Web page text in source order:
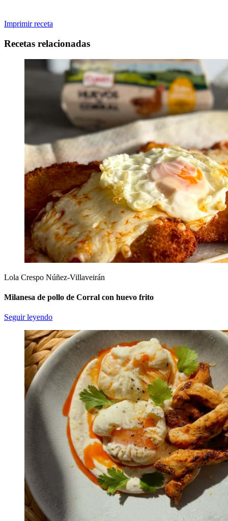
Imprimir receta
Recetas relacionadas
Lola Crespo Núñez-Villaveirán
Milanesa de pollo de Corral con huevo frito
Seguir leyendo